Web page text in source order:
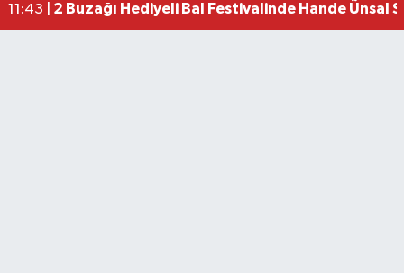
11:43 | 2 Buzağı Hediyeli Bal Festivalinde Hande Ünsal